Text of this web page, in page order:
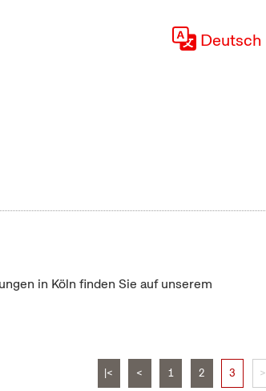
Deutsch
in Köln finden Sie auf unserem
|< < 1 2 3 >